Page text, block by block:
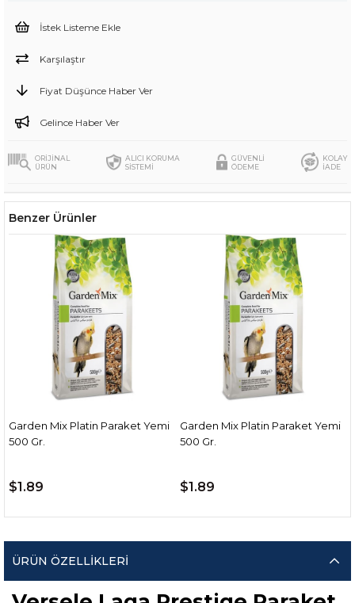
İstek Listeme Ekle
Karşılaştır
Fiyat Düşünce Haber Ver
Gelince Haber Ver
ORİJİNAL
ÜRÜN
ALICI KORUMA
SİSTEMİ
GÜVENLİ
ÖDEME
KOLAY
İADE
Benzer Ürünler
Garden Mix Platin Paraket Yemi
500 Gr.
$1.89
Garden Mix Platin Paraket Yemi
500 Gr.
$1.89
ÜRÜN ÖZELLIKLERI